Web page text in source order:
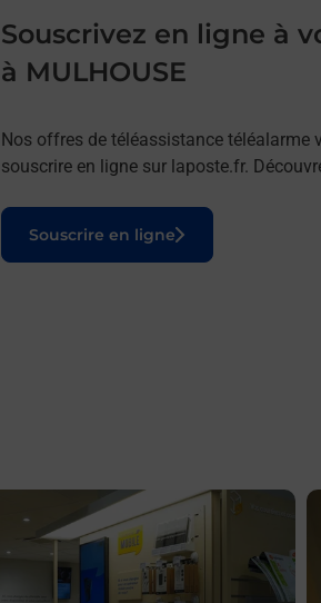
Souscrivez en ligne à
à MULHOUSE
Nos offres de téléassistance téléalarme
souscrire en ligne sur laposte.fr.
Souscrire en ligne
Le lien s'ouvre dans un nouvel onglet